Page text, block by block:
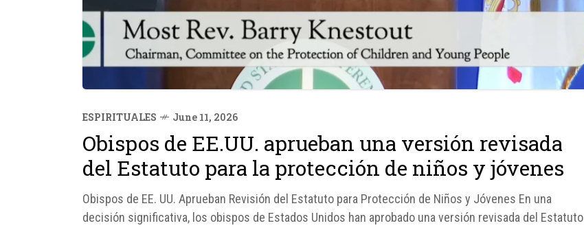
ESPIRITUALES June 11, 2026
Obispos de EE.UU. aprueban una versión revisada
del Estatuto para la protección de niños y jóvenes
Obispos de EE. UU. Aprueban Revisión del Estatuto para Protección de Niños y Jóvenes En una
decisión significativa, los obispos de Estados Unidos han aprobado una versión revisada del Estatuto